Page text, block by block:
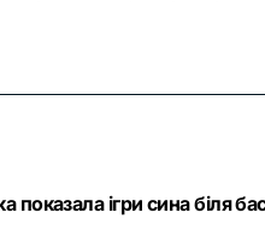
ігри сина біля